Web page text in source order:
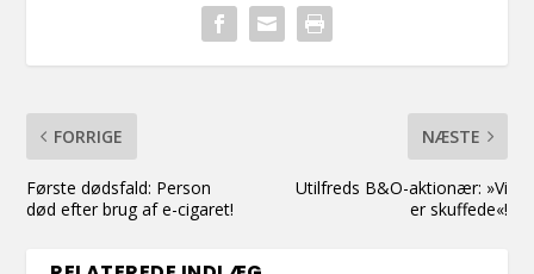
FORRIGE
Første dødsfald: Person
død efter brug af e-cigaret!
NÆSTE
Utilfreds B&O-aktionær: »Vi
er skuffede«!